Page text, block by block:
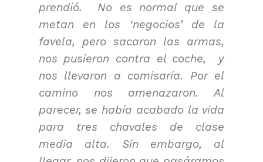
prendió. No es normal que se
metan en los ‘negocios’ de la
favela, pero sacaron las armas,
nos pusieron contra el coche, y
nos llevaron a comisaría. Por el
camino nos amenazaron. Al
parecer, se había acabado la vida
para tres chavales de clase
media alta. Sin embargo, al